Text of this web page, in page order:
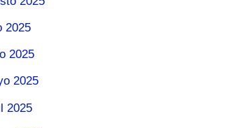
2025
2025
2025
2025